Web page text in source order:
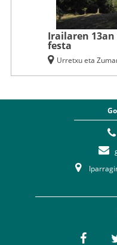
Irailaren
festa
Urretxu eta